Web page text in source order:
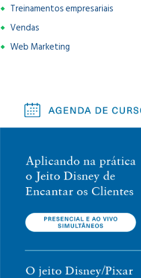
Treinamentos empresariais
Vendas
Web Marketing